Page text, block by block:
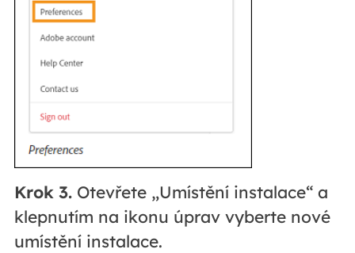
Krok 3.Otevřete „Umístění instalace“ a
klepnutím na ikonu úprav vyberte nové
umístění instalace.